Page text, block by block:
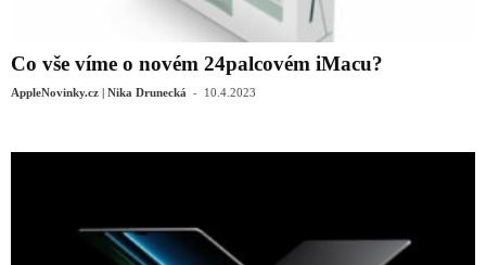
Co vše víme o novém 24palcovém ‌iMacu?
AppleNovinky.cz | Nika Drunecká - 10.4.2023